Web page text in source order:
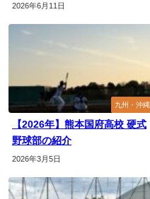
2026年6月11日
九州・沖縄
【2026年】熊本国府高校 硬式
野球部の紹介
2026年3月5日